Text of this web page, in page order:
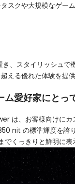
スクや大規模なゲー
、スタイリッシュ
える優れた体験を提供
ム愛好家にとっ
は、お客様向けに
nit の標準輝度を誇
くっきりと鮮明に表